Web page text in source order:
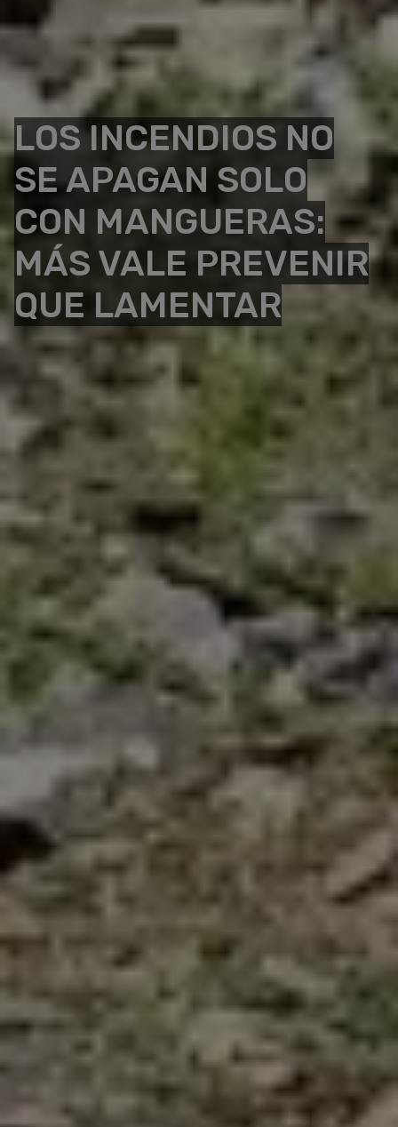
LOS INCENDIOS NO
SE APAGAN SOLO
CON MANGUERAS:
MÁS VALE PREVENIR
QUE LAMENTAR